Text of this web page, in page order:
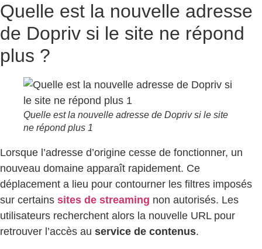
Quelle est la nouvelle adresse
de Dopriv si le site ne répond
plus ?
Quelle est la nouvelle adresse de Dopriv si le site
ne répond plus 1
Lorsque l’adresse d’origine cesse de fonctionner, un
nouveau domaine apparaît rapidement. Ce
déplacement a lieu pour contourner les filtres imposés
sur certains sites de streaming non autorisés. Les
utilisateurs recherchent alors la nouvelle URL pour
retrouver l’accès au service de contenus.